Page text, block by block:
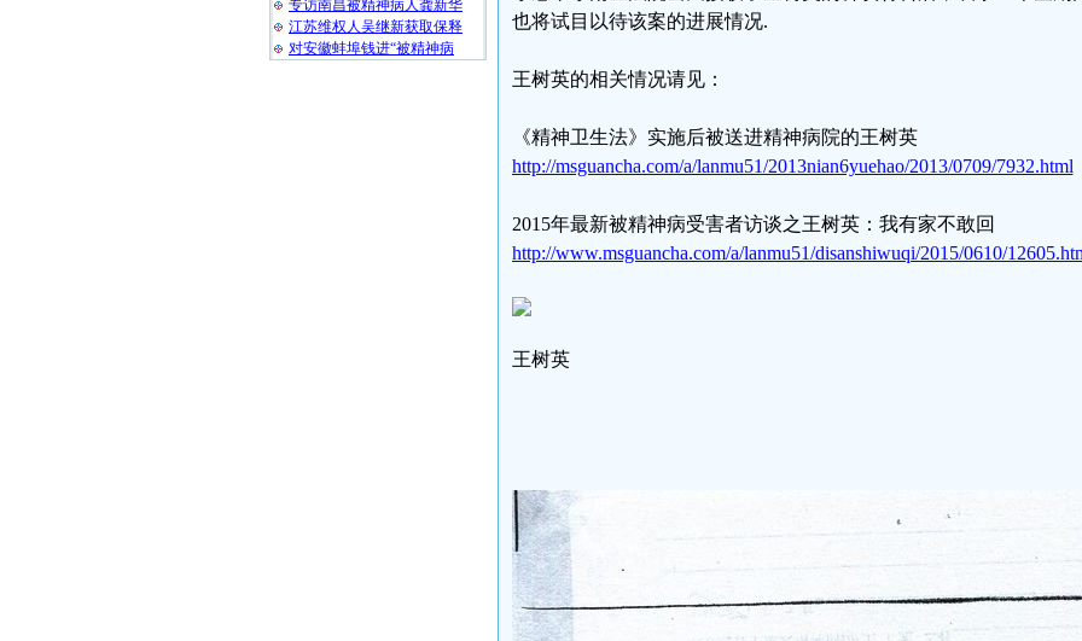
专访南昌被精神病人龚新华
江苏维权人吴继新获取保释
对安徽蚌埠钱进“被精神病
也将试目以待该案的进展情况.
王树英的相关情况请见：
《精神卫生法》实施后被送进精神病院的王树英
http://msguancha.com/a/lanmu51/2013nian6yuehao/2013/0709/7932.html
2015年最新被精神病受害者访谈之王树英：我有家不敢回
http://www.msguancha.com/a/lanmu51/disanshiwuqi/2015/0610/
王树英